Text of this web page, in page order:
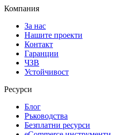
Компания
За нас
Нашите проекти
Контакт
Гаранции
ЧЗВ
Устойчивост
Ресурси
Блог
Ръководства
Безплатни ресурси